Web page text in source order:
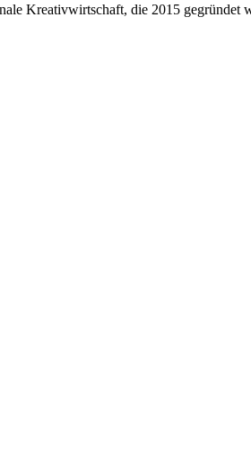
Kreativwirtschaft, die 2015 gegründet